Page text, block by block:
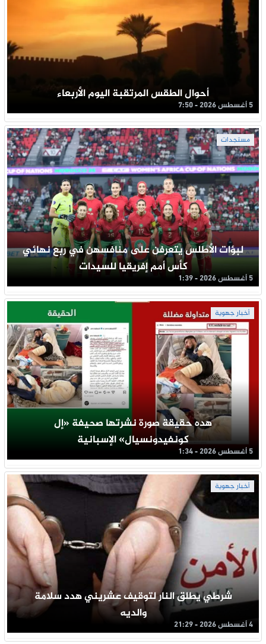
أحوال الطقس المرتقبة اليوم الأربعاء
5 أغسطس 2026 - 7:50
مستجدات
لبؤات الأطلس يتعرفن على منافسهن في ربع نهائي
كأس أمم إفريقيا للسيدات
5 أغسطس 2026 - 1:39
أخبار جهوية
هده حقيقة صورة نشرتها صحيفة «إل
كونفيدونسيال» الإسبانية
5 أغسطس 2026 - 1:34
أخبار جهوية
شرطي يطلق النار لتوقيف عشريني هدد سلامة
والديه
4 أغسطس 2026 - 21:29